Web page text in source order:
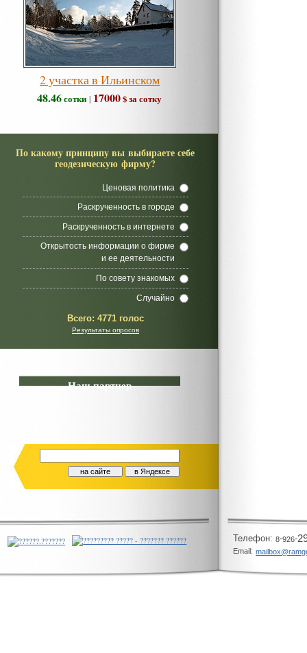
2 участка в Ильинском
48.46сотки | 17000$ за сотку
По какому принципу вы выбираете себе
геодезическую фирму?
Ценовая политика
Раскрученность в городе
Раскрученность в интернете
Открытость информации о фирме
и ее деятельности
По совету знакомых
Случайно
Всего: 4771 голос
Результаты опросов
Наш партнер
Телeфон: 8-926-
Email: